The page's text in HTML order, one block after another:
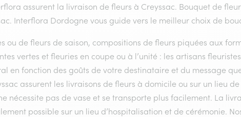
assurent la livraison de fleurs à Creyssac. Bouquet de
Interflora Dordogne vous guide vers le meilleur choix de
ou de fleurs de saison, compositions de fleurs piquées aux
vertes et fleuries en coupe ou à l’unité : les artisans
en fonction des goûts de votre destinataire et du message
assurent les livraisons de fleurs à domicile ou sur un lieu
nécessite pas de vase et se transporte plus facilement. La
possible sur un lieu d’hospitalisation et de cérémonie.